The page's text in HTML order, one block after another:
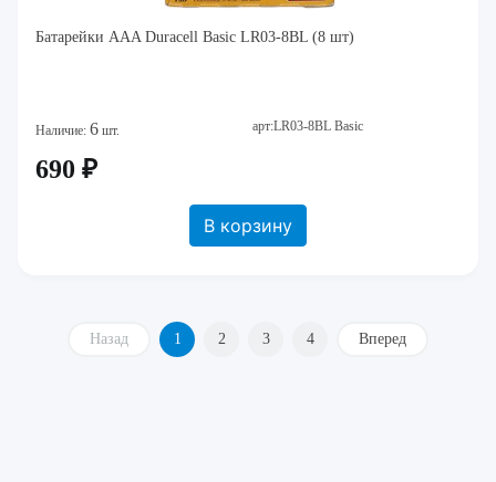
Батарейки AAA Duracell Basic LR03-8BL (8 шт)
Наличие: 6 шт. арт:LR03-8BL Basic
690 ₽
В корзину
Назад 1 2 3 4 Вперед